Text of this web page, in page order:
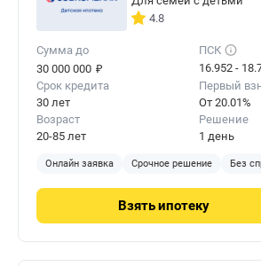
4.8
Сумма до
30 000 000 ₽
ПСК
16.952 -
Срок кредита
30 лет
Первый
От 20.01%
Возраст
20-85 лет
Решение
1 день
Онлайн заявка Срочное решение Без
Взятьипотеку